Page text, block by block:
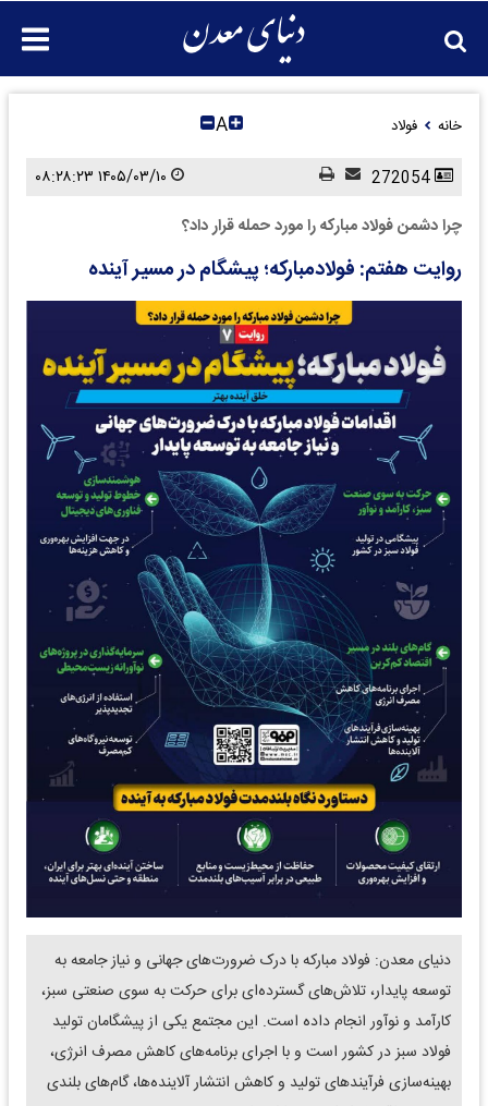
خانه فولاد A
چرا دشمن فولاد مبارکه را مورد حمله قرار داد؟
روایت هفتم: فولاد‌مبارکه؛ پیشگام در مسیر آینده
دنیای معدن: فولاد مبارکه با درک ضرورت‌های جهانی و نیاز جامعه به
توسعه پایدار، تلاش‌های گسترده‌ای برای حرکت به سوی صنعتی سبز،
کارآمد و نوآور انجام داده است. این مجتمع یکی از پیشگامان تولید
فولاد سبز در کشور است و با اجرای برنامه‌های کاهش مصرف انرژی،
بهینه‌سازی فرآیندهای تولید و کاهش انتشار آلاینده‌ها، گام‌های بلندی